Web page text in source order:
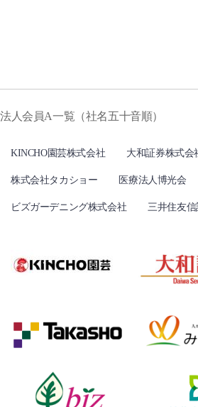
法人会員A一覧（社名五十音順）
KINCHO園芸株式会社 大和証券株式会
株式会社タカショー 医療法人博光会
ビズガーデニング株式会社 三井住友